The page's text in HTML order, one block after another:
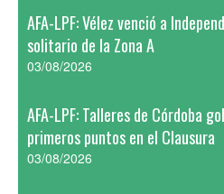
AFA-LPF: Vélez venció a
solitario de la Zona A
03/08/2026
AFA-LPF: Talleres de Córdoba
primeros puntos en el Clausura
03/08/2026